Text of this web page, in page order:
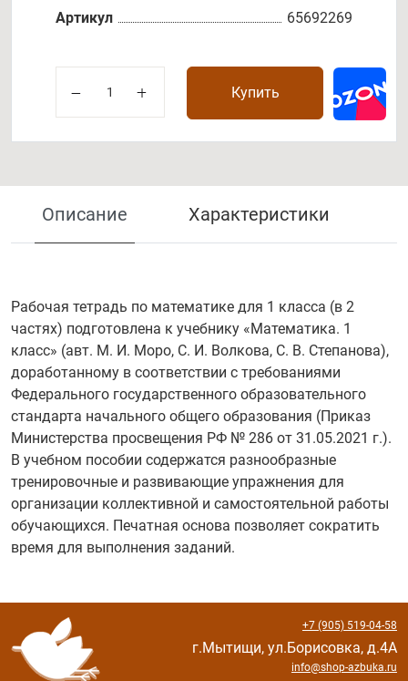
Артикул
65692269
Купить
Описание Характеристики
Рабочая тетрадь по математике для 1 класса (в 2
частях) подготовлена к учебнику «Математика. 1
класс» (авт. М. И. Моро, С. И. Волкова, С. В. Степанова),
доработанному в соответствии с требованиями
Федерального государственного образовательного
стандарта начального общего образования (Приказ
Министерства просвещения РФ № 286 от 31.05.2021 г.).
В учебном пособии содержатся разнообразные
тренировочные и развивающие упражнения для
организации коллективной и самостоятельной работы
обучающихся. Печатная основа позволяет сократить
время для выполнения заданий.
+7 (905) 519-04-58
г.Мытищи, ул.Борисовка, д.4А
info@shop-azbuka.ru